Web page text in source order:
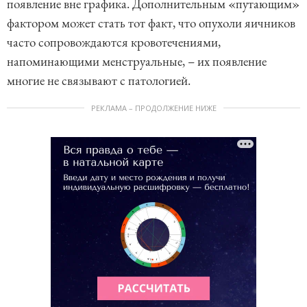
появление вне графика. Дополнительным «путающим»
фактором может стать тот факт, что опухоли яичников
часто сопровождаются кровотечениями,
напоминающими менструальные, – их появление
многие не связывают с патологией.
РЕКЛАМА – ПРОДОЛЖЕНИЕ НИЖЕ